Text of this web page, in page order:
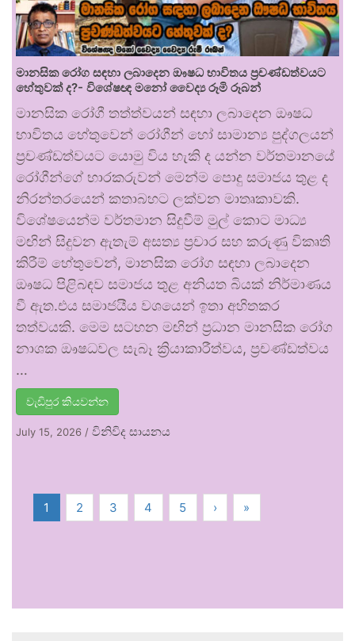
මානසික රෝග සඳහා ලබාදෙන ඖෂධ භාවිතය ප්‍රචණ්ඩත්වයට
හේතුවක් ද?- විශේෂඥ මනෝ වෛද්‍ය රූමි රූබන්
මානසික රෝගී තත්ත්වයන් සඳහා ලබාදෙන ඖෂධ
භාවිතය හේතුවෙන් රෝගීන් හෝ සාමාන්‍ය පුද්ගලයන්
ප්‍රචණ්ඩත්වයට යොමු විය හැකි ද යන්න වර්තමානයේ
රෝගීන්ගේ භාරකරුවන් මෙන්ම පොදු සමාජය තුළ ද
නිරන්තරයෙන් කතාබහට ලක්වන මාතෘකාවකි.
විශේෂයෙන්ම වර්තමාන සිදුවීම් මුල් කොට මාධ්‍ය
මඟින් සිදුවන ඇතැම් අසත්‍ය ප්‍රචාර සහ කරුණු විකෘති
කිරීම් හේතුවෙන්, මානසික රෝග සඳහා ලබාදෙන
ඖෂධ පිළිබඳව සමාජය තුළ අනියත බියක් නිර්මාණය
වී ඇත.එය සමාජයීය වශයෙන් ඉතා අහිතකර
තත්වයකි. මෙම සටහන මඟින් ප්‍රධාන මානසික රෝග
නාශක ඖෂධවල සැබෑ ක්‍රියාකාරීත්වය, ප්‍රචණ්ඩත්වය
…
වැඩිපුර කියවන්න
July 15, 2026 / විනිවිද සායනය
1 2 3 4 5 › »